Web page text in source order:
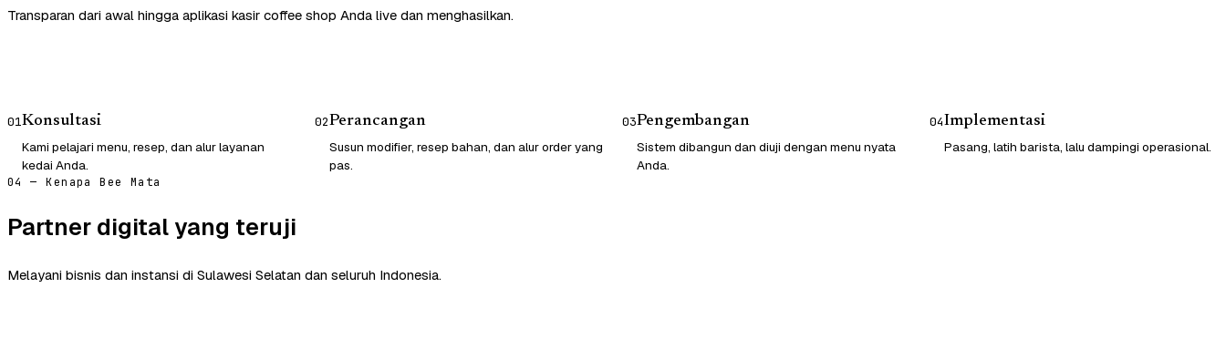
Transparan dari awal hingga aplikasi kasir coffee shop Anda live dan menghasilkan.
01Konsultasi
Kami pelajari menu, resep, dan alur layanan
kedai Anda.
02Perancangan
Susun modifier, resep bahan, dan alur order yang
pas.
03Pengembangan
Sistem dibangun dan diuji dengan menu nyata
Anda.
04Implementasi
Pasang, latih barista, lalu dampingi operasional.
04 — Kenapa Bee Mata
Partner digital yang teruji
Melayani bisnis dan instansi di Sulawesi Selatan dan seluruh Indonesia.